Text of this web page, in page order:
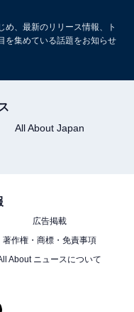
め、最新のリリース情報、ト
を集めている話題をお知らせ
All About Japan
広告掲載
著作権・商標・免責事項
About ニュースについて